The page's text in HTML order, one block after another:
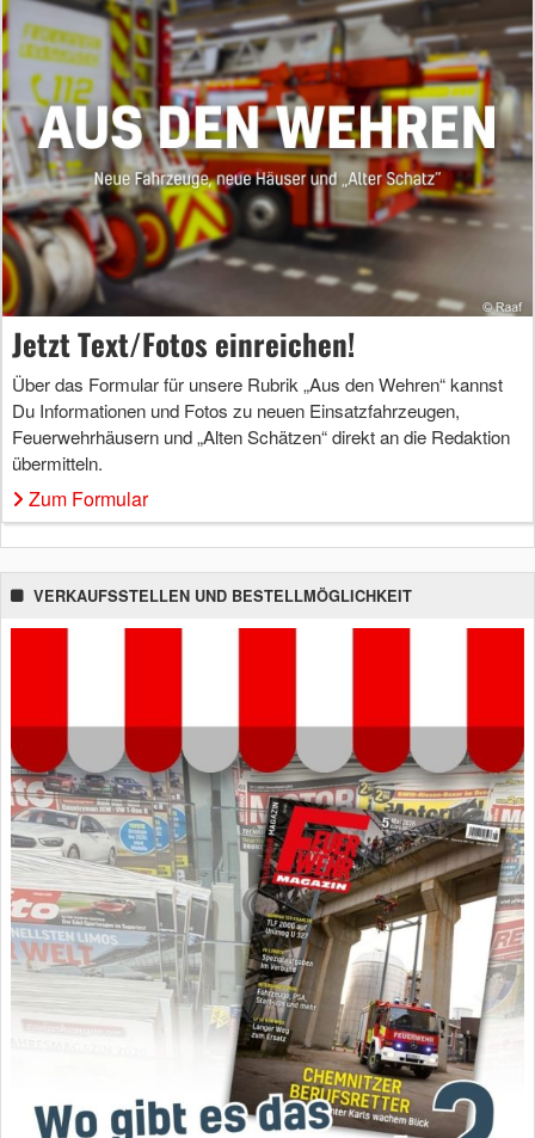
Jetzt Text/Fotos einreichen!
Über das Formular für unsere Rubrik „Aus den Wehren“ kannst
Du Informationen und Fotos zu neuen Einsatzfahrzeugen,
Feuerwehrhäusern und „Alten Schätzen“ direkt an die Redaktion
übermitteln.
Zum Formular
VERKAUFSSTELLEN UND BESTELLMÖGLICHKEIT